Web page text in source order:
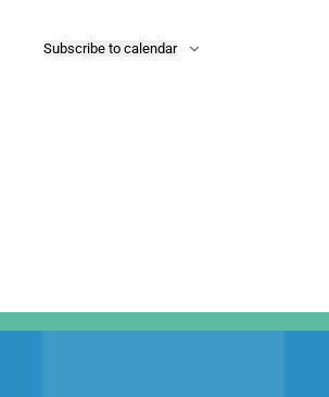
Subscribe to calendar